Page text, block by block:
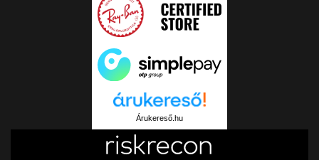
Árukereső.hu